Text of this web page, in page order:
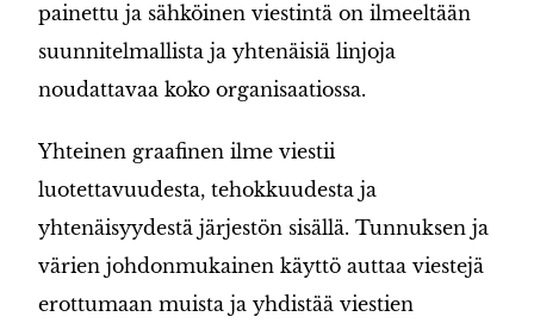
painettu ja sähköinen viestintä on ilmeeltään
suunnitelmallista ja yhtenäisiä linjoja
noudattavaa koko organisaatiossa.
Yhteinen graafinen ilme viestii
luotettavuudesta, tehokkuudesta ja
yhtenäisyydestä järjestön sisällä. Tunnuksen ja
värien johdonmukainen käyttö auttaa viestejä
erottumaan muista ja yhdistää viestien